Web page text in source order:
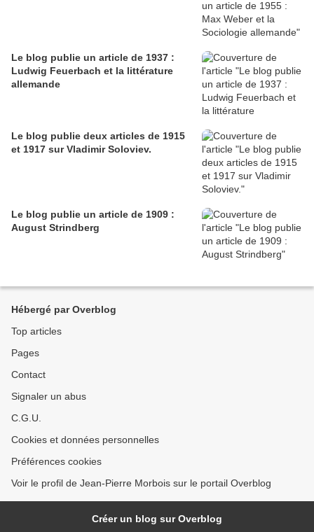
Le blog publie un article de 1937 :
Ludwig Feuerbach et la littérature
allemande
Le blog publie deux articles de 1915
et 1917 sur Vladimir Soloviev.
Le blog publie un article de 1909 :
August Strindberg
Hébergé par Overblog
Top articles
Pages
Contact
Signaler un abus
C.G.U.
Cookies et données personnelles
Préférences cookies
Voir le profil de Jean-Pierre Morbois sur le portail Overblog
Créer un blog sur Overblog